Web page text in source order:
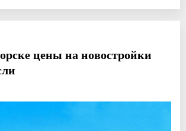
цены на новостройки